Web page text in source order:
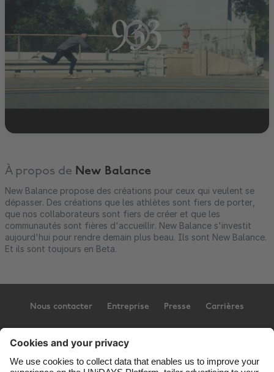
À propos de New Balance
New Balance propose des créations pour ceux qui veulent se
dépasser. Des créations que les athlètes sont fiers de porter,
que nos collaborateurs sont fiers de créer et que les
communautés sont fières d'accueillir. New Balance s'investit
aujourd'hui pour rendre demain plus beau. Ils sont New Balance.
Et ils sont toujours en Beta.
Nous contacter Entreprise Presse Carrières